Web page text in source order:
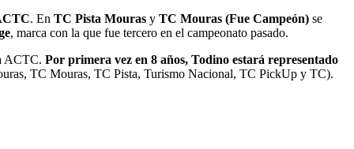
. En TC Pista Mouras y TC Mouras (Fue Campeón) se
, marca con la que fue tercero en el campeonato pasado.
ACTC. Por primera vez en 8 años, Todino estará representado
TC Mouras, TC Pista, Turismo Nacional, TC PickUp y TC).